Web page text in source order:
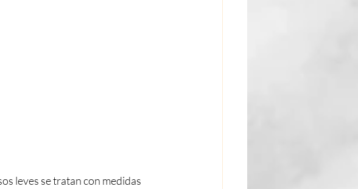
leves se tratan con medidas